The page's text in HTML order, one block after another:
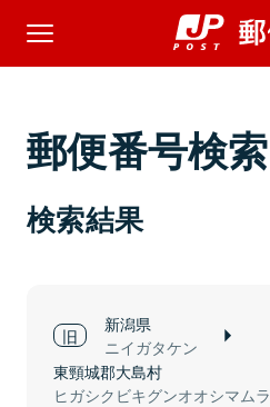
郵便番号検索
検索結果
新潟県
ニイガタケン
東頸城郡大島村
ヒガシクビキグンオオシマムラ